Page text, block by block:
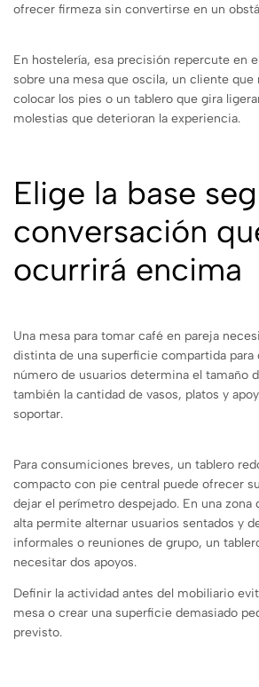
ofrecer firmeza sin convertirse en un
En hostelería, esa precisión repercute en
sobre una mesa que oscila, un cliente que
colocar los pies o un tablero que gira
molestias que deterioran la experiencia.
Elige la base
conversación
ocurrirá encima
Una mesa para tomar café en pareja
distinta de una superficie compartida para
número de usuarios determina el tamaño
también la cantidad de vasos, platos y
soportar.
Para consumiciones breves, un tablero
compacto con pie central puede ofrecer
dejar el perímetro despejado. En una zona
alta permite alternar usuarios sentados y
informales o reuniones de grupo, un
necesitar dos apoyos.
Definir la actividad antes del mobiliario
mesa o crear una superficie demasiado
previsto.